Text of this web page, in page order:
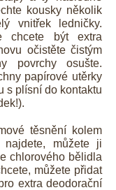
kousky několik
vnitřek ledničky.
chcete být extra
očistěte čistým
povrchy osušte.
papírové utěrky
s plísní do kontaktu
těsnění kolem
můžete ji
chlorového bělidla
můžete přidat
extra deodorační